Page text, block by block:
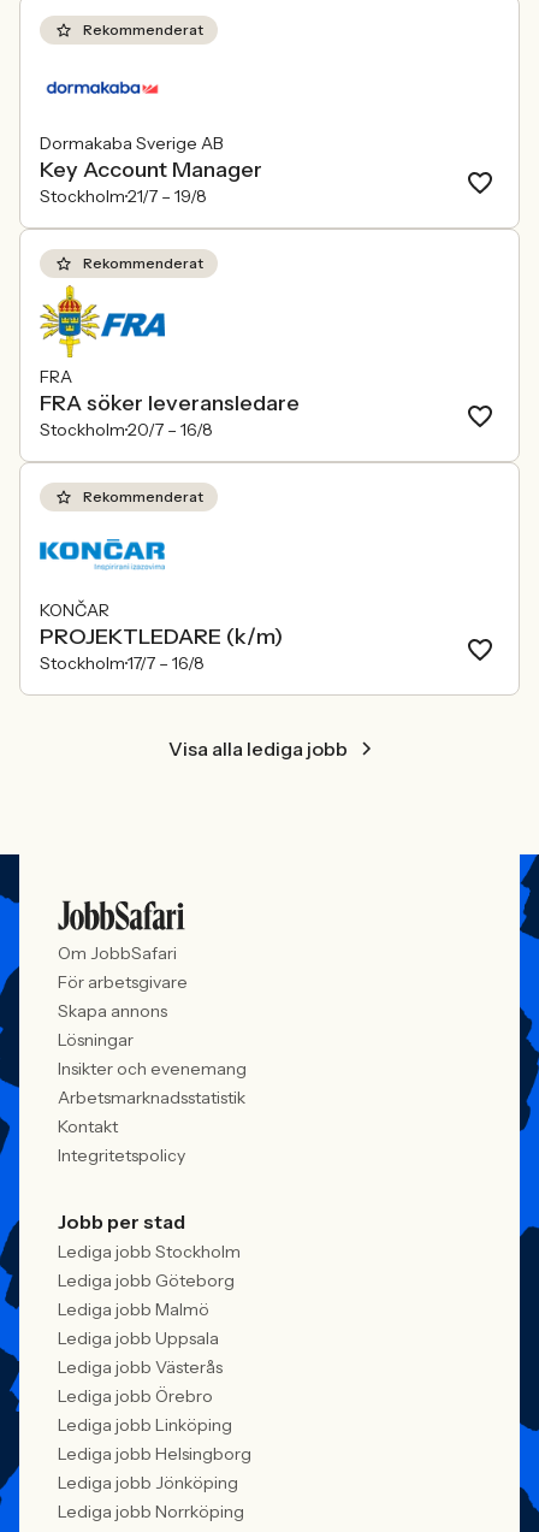
Rekommenderat
Dormakaba Sverige AB
Key Account Manager
Stockholm21/7 – 19/8
Rekommenderat
FRA
FRA söker leveransledare
Stockholm20/7 – 16/8
Rekommenderat
KONČAR
PROJEKTLEDARE (k/m)
Stockholm17/7 – 16/8
Visa alla lediga jobb
Om JobbSafari
För arbetsgivare
Skapa annons
Lösningar
Insikter och evenemang
Arbetsmarknadsstatistik
Kontakt
Integritetspolicy
Jobb per stad
Lediga jobb Stockholm
Lediga jobb Göteborg
Lediga jobb Malmö
Lediga jobb Uppsala
Lediga jobb Västerås
Lediga jobb Örebro
Lediga jobb Linköping
Lediga jobb Helsingborg
Lediga jobb Jönköping
Lediga jobb Norrköping